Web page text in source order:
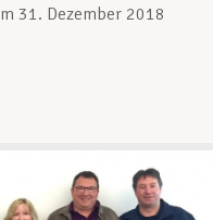
31. Dezember 2018